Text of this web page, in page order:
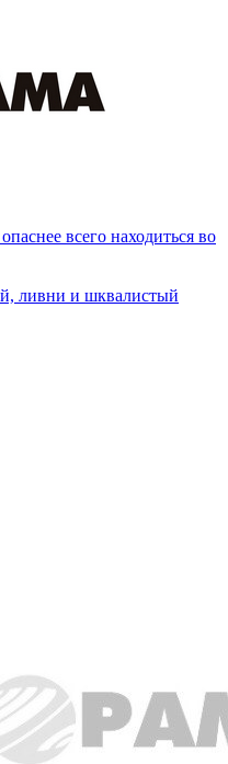
всего находиться во
ливни и шквалистый